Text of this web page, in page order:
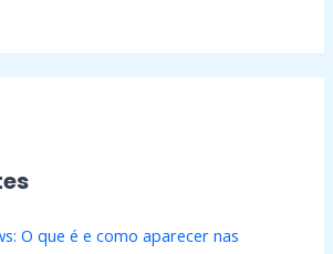
O que é e como aparecer nas